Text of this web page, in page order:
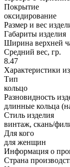
Покрытие
оксидирование
Размер и вес
Габариты изделия
Ширина верхней
Средний вес, гр.
8.47
Характеристики
Тип
кольцо
Разновидность
длинные кольца
Стиль изделия
винтаж, скань/
Для кого
для женщин
Информация о
Страна